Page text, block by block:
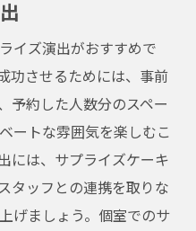
イズ演出がおすすめで
功させるためには、事前
予約した人数分のスペー
ートな雰囲気を楽しむこ
には、サプライズケーキ
タッフとの連携を取りな
げましょう。個室でのサ